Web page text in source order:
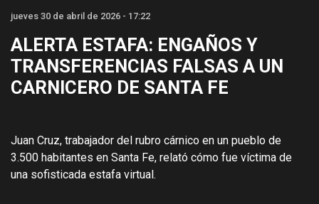
jueves 30 de abril de 2026 - 17:22
ALERTA ESTAFA: ENGAÑOS Y
TRANSFERENCIAS FALSAS A UN
CARNICERO DE SANTA FE
Juan Cruz, trabajador del rubro cárnico en un pueblo de
3.500 habitantes en Santa Fe, relató cómo fue víctima de
una sofisticada estafa virtual.